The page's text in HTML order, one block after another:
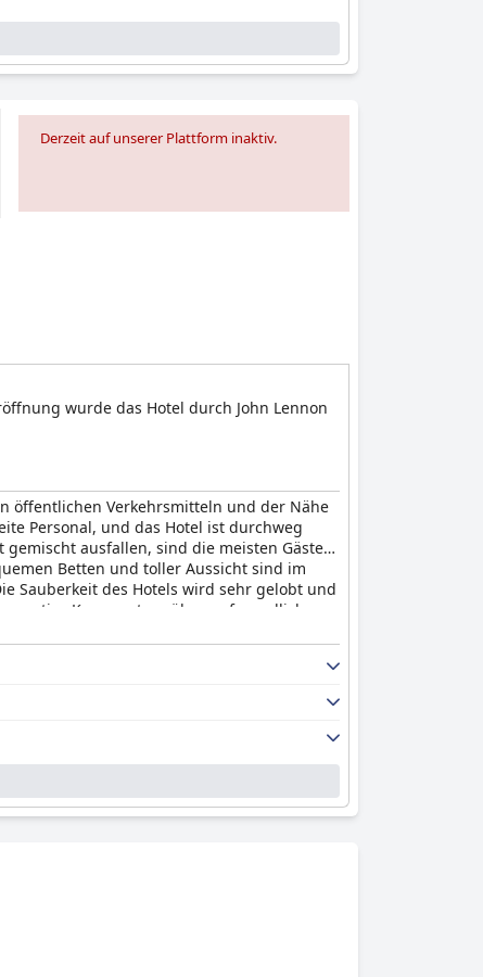
Derzeit auf unserer Plattform inaktiv.
wurde das Hotel durch John Lennon
öffentlichen Verkehrsmitteln und der Nähe
Personal, und das Hotel ist durchweg
ausfallen, sind die meisten Gäste
Betten und toller Aussicht sind im
Sauberkeit des Hotels wird sehr gelobt und
Kommentare über unfreundliches
mit Haustieren und Kindern. Die
Urlaub. Insgesamt sind die
Aufenthalt wert.